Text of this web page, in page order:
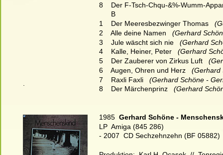
8    Der F-Tsch-Chqu-&%-Wumm-
      B
1    Der Meeresbezwinger Thomas
2    Alle deine Namen
(Gerhard
3    Jule wäscht sich nie
(Gerhard
4    Kalle, Heiner, Peter
(Gerhard
5    Der Zauberer von Zirkus Luft
6    Augen, Ohren und Herz
7    Raxli Faxli
(Gerhard Schöne -
8    Der Märchenprinz
(Gerhard
1985 Gerhard Schöne -
LP  Amiga (845 286)
- 2007  CD Sechzehnzehn (BF 05882)